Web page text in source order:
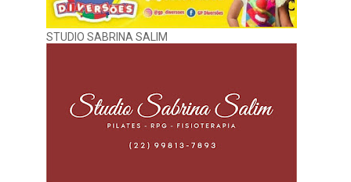
STUDIO SABRINA SALIM